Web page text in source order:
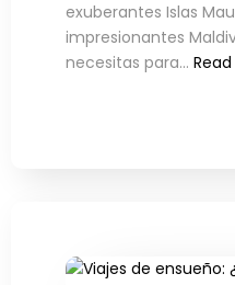
exuberantes Islas
impresionantes
necesitas para…